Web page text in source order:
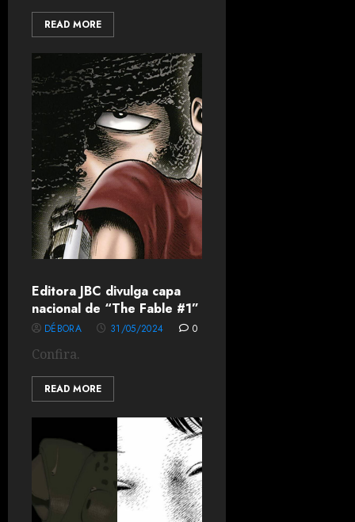
READ MORE
Editora JBC divulga capa
nacional de “The Fable #1”
DÉBORA 31/05/2024 0
Confira.
READ MORE